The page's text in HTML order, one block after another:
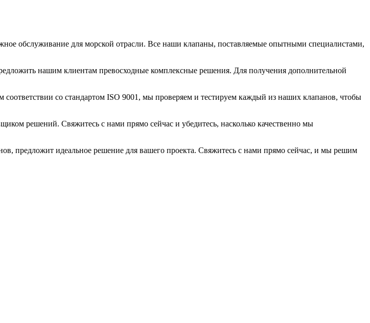
обслуживание для морской отрасли. Все наши клапаны, поставляемые опытными специалистами,
нашим клиентам превосходные комплексные решения. Для получения дополнительной
со стандартом ISO 9001, мы проверяем и тестируем каждый из наших клапанов, чтобы
решений. Свяжитесь с нами прямо сейчас и убедитесь, насколько качественно мы
предложит идеальное решение для вашего проекта. Свяжитесь с нами прямо сейчас, и мы решим